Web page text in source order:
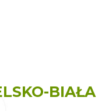
BIAŁA